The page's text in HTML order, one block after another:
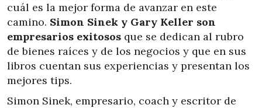
cuál es la mejor forma de avanzar en este
camino. Simon Sinek y Gary Keller son
empresarios exitosos que se dedican al rubro
de bienes raíces y de los negocios y que en sus
libros cuentan sus experiencias y presentan los
mejores tips.
Simon Sinek, empresario, coach y escritor de